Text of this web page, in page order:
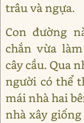
trâu và ngựa.
Con đường
chắn vừa
cây cầu. Qua
người có thể
mái nhà hai
nhà xây